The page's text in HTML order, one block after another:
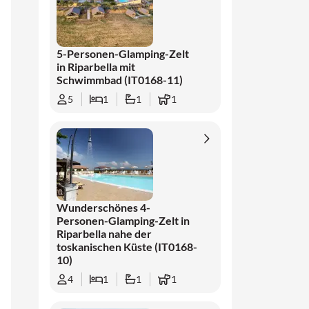
schnell zugänglich: von der Promenade
Cecina Mare bis zu den weiten Stränden von
Marina di Bibbona und den Naturstränden
von Vada. Für Ausflüge sind Volterra, Pisa,
San Gimignano und die berühmte
Weinstraße der etruskischen Küste leicht
erreichbar. Sportarten wie Tennis und Reiten
Kindern reisen, finden Sie in der Nähe viele
unterhaltsame Aktivitäten, wie zum Beispiel
Kletterparks, den Vergnügungspark
Cavallino Matto und sichere, sanft abfallende
Strände. Wusstest du, dass der Turm von Pisa
nicht nur schief, sondern auch schief ist? In
etwa 65 km Entfernung kann man den Turm
selbst bewundern.
5-Personen-Glamping-Zelt
in Riparbella mit
Schwimmbad (IT0168-11)
5 1 1 1
Wunderschönes 4-
Personen-Glamping-Zelt in
Riparbella nahe der
toskanischen Küste (IT0168-
10)
4 1 1 1